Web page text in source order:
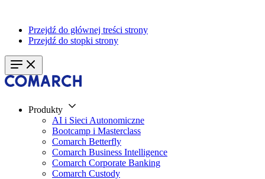
Przejdź do głównej treści strony
Przejdź do stopki strony
Produkty
AI i Sieci Autonomiczne
Bootcamp i Masterclass
Comarch Betterfly
Comarch Business Intelligence
Comarch Corporate Banking
Comarch Custody